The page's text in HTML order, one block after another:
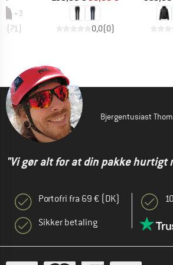
+3
(71) 0,0(0)
Bjergentusiast
"Vi gør alt for at din pakke hurtigt
Portofri fra 69 € (DK)
Sikker betaling